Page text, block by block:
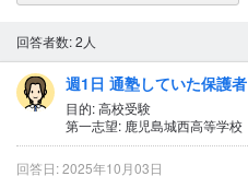
回答者数: 2人
週1日 通塾していた保護者
目的: 高校受験
第一志望: 鹿児島城西高等学校
回答日: 2025年10月03日